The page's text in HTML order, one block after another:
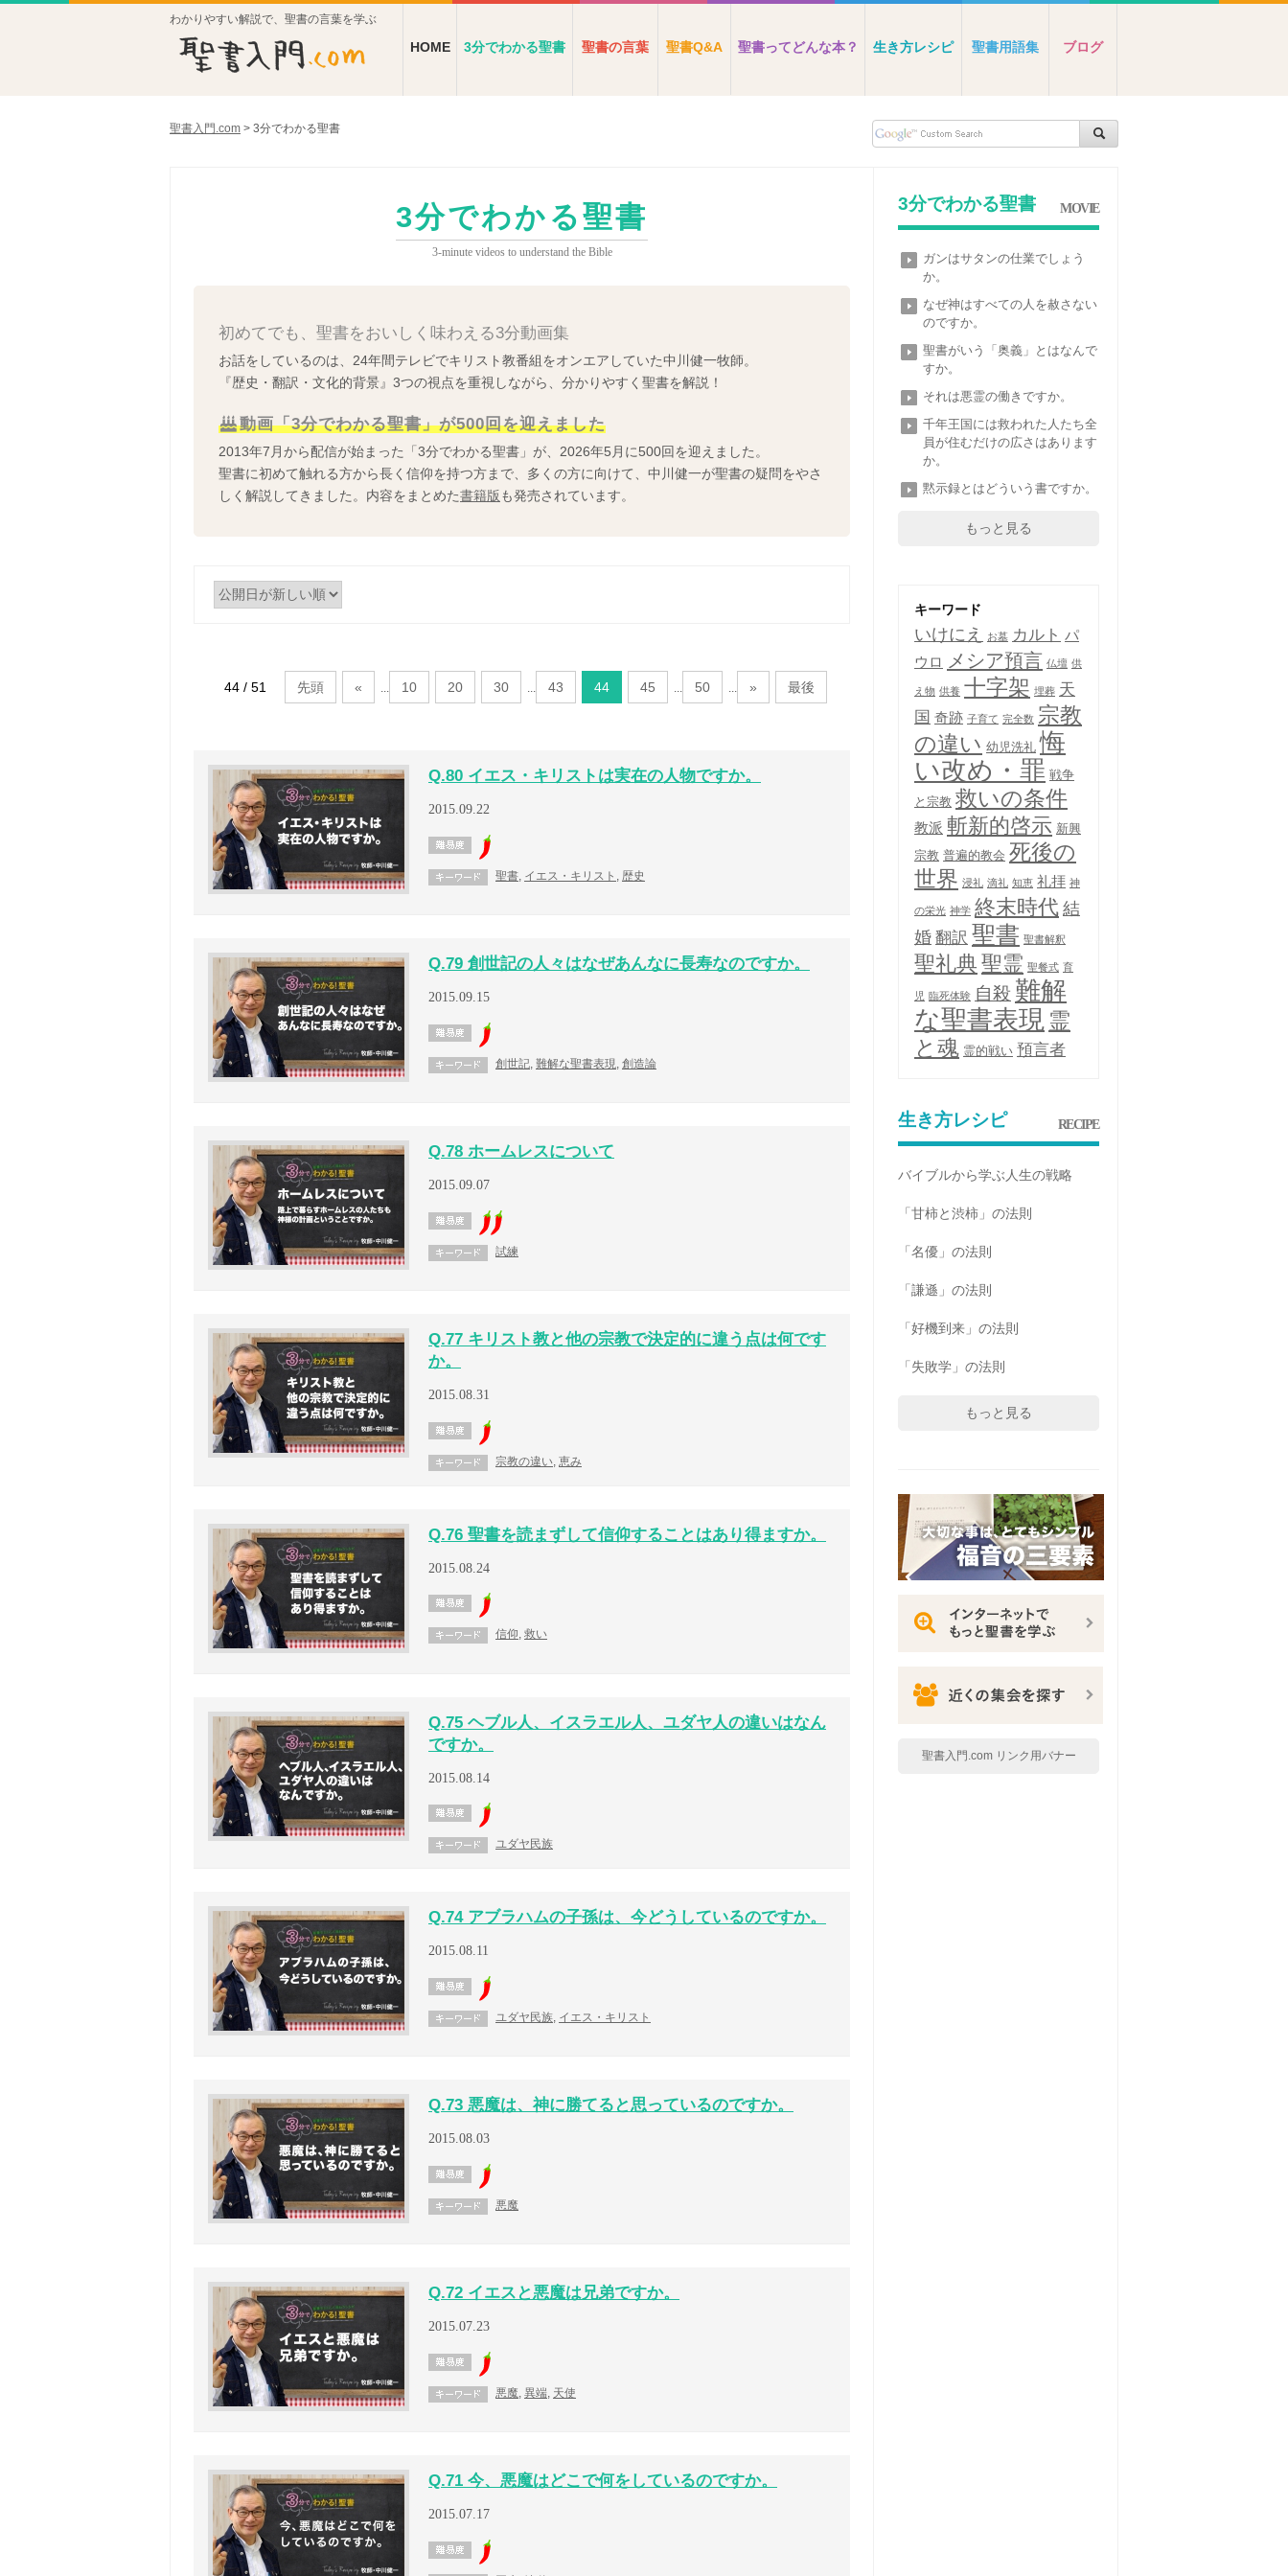
わかりやすい解説で、聖書の言葉を学ぶ
HOME 3分でわかる聖書 聖書の言葉 聖書Q&A 聖書ってどんな本？ 生き方レシピ 聖書用語集 ブログ
聖書入門.com > 3分でわかる聖書
3分でわかる聖書
3-minute videos to understand the Bible
初めてでも、聖書をおいしく味わえる3分動画集
お話をしているのは、24年間テレビでキリスト教番組をオンエアしていた中川健一牧師。
『歴史・翻訳・文化的背景』3つの視点を重視しながら、分かりやすく聖書を解説！
動画「3分でわかる聖書」が500回を迎えました
2013年7月から配信が始まった「3分でわかる聖書」が、2026年5月に500回を迎えました。
聖書に初めて触れる方から長く信仰を持つ方まで、多くの方に向けて、中川健一が聖書の疑問をやさ
しく解説してきました。内容をまとめた書籍版も発売されています。
44 / 51 先頭 « 10 20 30 43 44 45 50 » 最後
Q.80 イエス・キリストは実在の人物ですか。
2015.09.22
聖書 イエス・キリスト 歴史
Q.79 創世記の人々はなぜあんなに長寿なのですか。
2015.09.15
創世記 難解な聖書表現 創造論
Q.78 ホームレスについて
2015.09.07
試練
Q.77 キリスト教と他の宗教で決定的に違う点は何です
か。
2015.08.31
宗教の違い 恵み
Q.76 聖書を読まずして信仰することはあり得ますか。
2015.08.24
信仰, 救い
Q.75 ヘブル人、イスラエル人、ユダヤ人の違いはなん
ですか。
2015.08.14
ユダヤ民族
Q.74 アブラハムの子孫は、今どうしているのですか。
2015.08.11
ユダヤ民族, イエス・キリスト
Q.73 悪魔は、神に勝てると思っているのですか。
2015.08.03
悪魔
Q.72 イエスと悪魔は兄弟ですか。
2015.07.23
悪魔, 異端, 天使
Q.71 今、悪魔はどこで何をしているのですか。
2015.07.17
3分でわかる聖書 MOVIE
ガンはサタンの仕業でしょう
か。
なぜ神はすべての人を赦さない
のですか。
聖書がいう「奥義」とはなんで
すか。
それは悪霊の働きですか。
千年王国には救われた人たち全
員が住むだけの広さはあります
か。
黙示録とはどういう書ですか。
もっと見る
キーワード
いけにえ お墓 カルト パ
ウロ
メシア預言 仏壇 供
え物 供養 十字架 埋葬 天
国 奇跡 子育て 完全数 宗教
の違い 幼児洗礼 悔
い改め・罪 戦争
と宗教 救いの条件
教派 斬新的啓示 新興
宗教 普遍的教会 死後の
世界 浸礼 滴礼 知恵 礼拝 神
の栄光 神学 終末時代 結
婚 翻訳 聖書 聖書解釈
聖礼典 聖霊 聖餐式 育
児 臨死体験 自殺 難解
な聖書表現 霊
と魂 霊的戦い 預言者
生き方レシピ RECIPE
バイブルから学ぶ人生の戦略
「甘柿と渋柿」の法則
「名優」の法則
「謙遜」の法則
「好機到来」の法則
「失敗学」の法則
もっと見る
聖書入門.com リンク用バナー